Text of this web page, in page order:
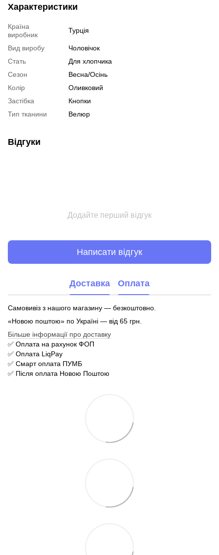
Характеристики
Країна
виробник
Турція
Вид виробу
Чоловічок
Стать
Для хлопчика
Сезон
Весна/Осінь
Колір
Оливковий
Застібка
Кнопки
Тип тканини
Велюр
Відгуки
Додайте перший відгук
Написати відгук
Доставка Оплата
Самовивіз з нашого магазину — безкоштовно.
«Новою поштою» по Україні — від 65 грн.
Більше інформації про доставку
✅ Оплата на рахунок ФОП
✅ Оплата LiqPay
✅ Смарт оплата ПУМБ
✅ Після оплата Новою Поштою